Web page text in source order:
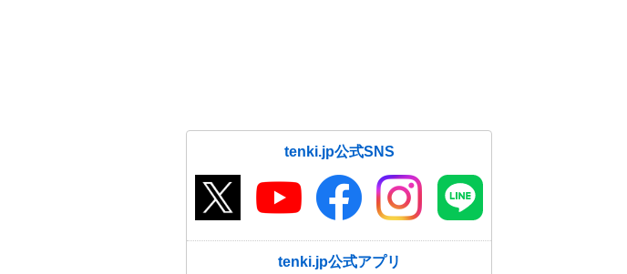
tenki.jp公式SNS
tenki.jp公式アプリ